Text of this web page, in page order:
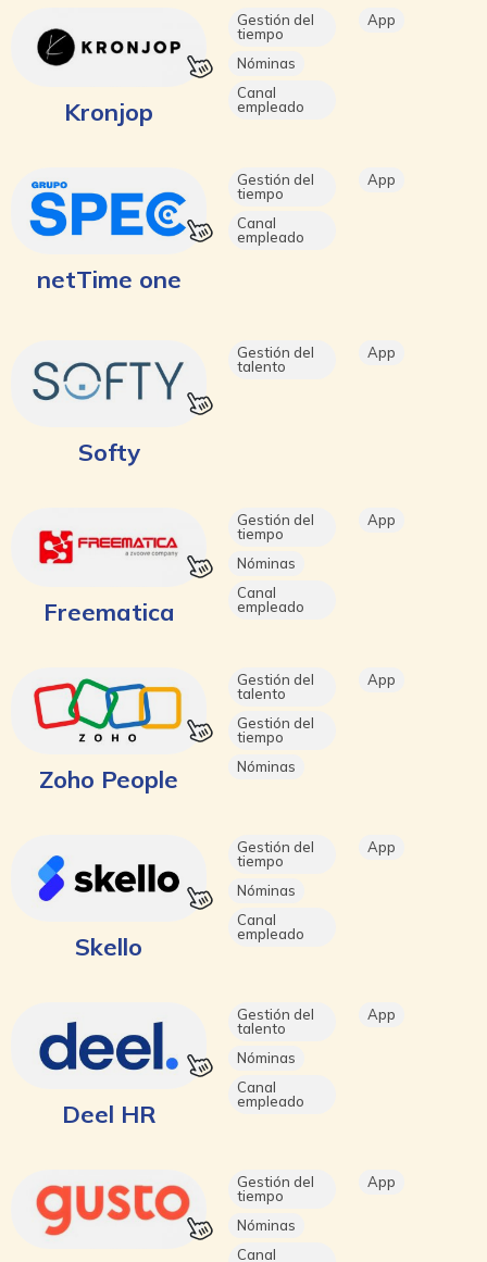
Kronjop
Gestión del
tiempo
Nóminas
Canal
empleado
App
netTime one
Gestión del
tiempo
Canal
empleado
App
Softy
Gestión del
talento
App
Freematica
Gestión del
tiempo
Nóminas
Canal
empleado
App
Zoho People
Gestión del
talento
Gestión del
tiempo
Nóminas
App
Skello
Gestión del
tiempo
Nóminas
Canal
empleado
App
Deel HR
Gestión del
talento
Nóminas
Canal
empleado
App
Gestión del
tiempo
Nóminas
Canal
App